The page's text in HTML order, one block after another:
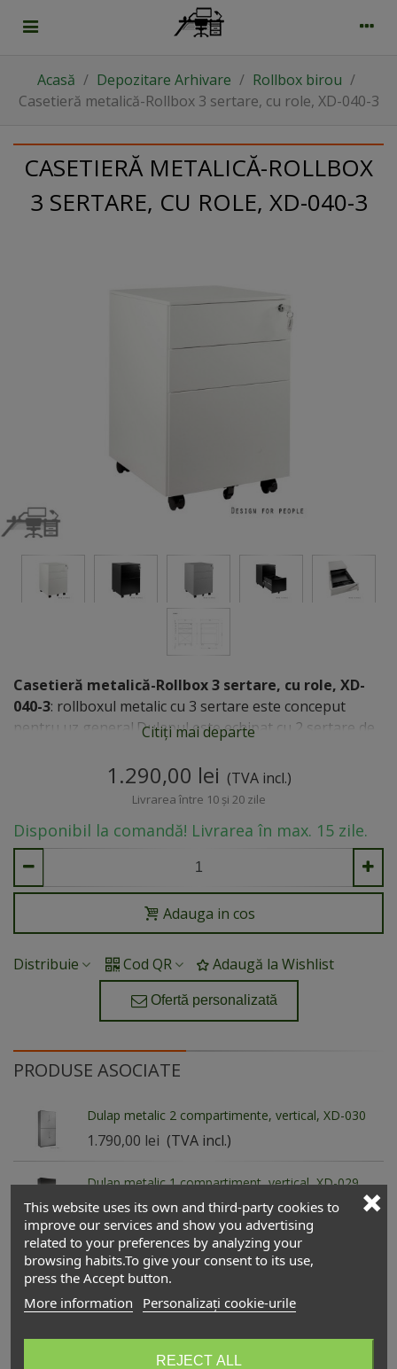
Acasă / Depozitare Arhivare / Rollbox birou /
Casetieră metalică-Rollbox 3 sertare, cu role, XD-040-3
CASETIERĂ METALICĂ-ROLLBOX
3 SERTARE, CU ROLE, XD-040-3
Casetieră metalică-Rollbox 3 sertare, cu role, XD-
040-3: rollboxul metalic cu 3 sertare este conceput
pentru uz general.Dulapul este echipat cu 2 sertare de
și permite accesul rapid la acestea, extragerea
sertarelor fiind totală. Dulapul este mobil fiin...
Citiți mai departe
1.290,00 lei (TVA incl.)
Livrarea între 10 și 20 zile
Disponibil la comandă! Livrarea în max. 15 zile.
Adauga in cos
Distribuie Cod QR Adaugă la Wishlist
Ofertă personalizată
PRODUSE ASOCIATE
Dulap metalic 2 compartimente, vertical, XD-030
1.790,00 lei (TVA incl.)
Dulap metalic 1 compartiment, vertical, XD-029
1.830,00 lei (TVA incl.)
Dulap metalic 1 compartiment, vertical,...
1.870,00 lei (TVA incl.)
Dulap metalic 1 compartiment, XD-020
1.100,00 lei (TVA incl.)
This website uses its own and third-party cookies to
improve our services and show you advertising
related to your preferences by analyzing your
browsing habits.To give your consent to its use,
press the Accept button.
More information
Personalizați cookie-urile
REJECT ALL